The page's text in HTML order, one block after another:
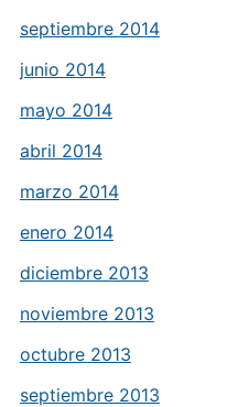
septiembre 2014
junio 2014
mayo 2014
abril 2014
marzo 2014
enero 2014
diciembre 2013
noviembre 2013
octubre 2013
septiembre 2013